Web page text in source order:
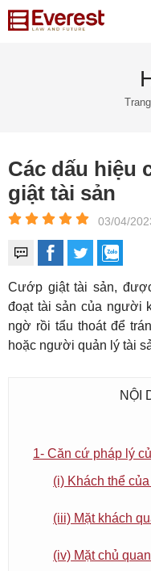
Các dấu hiệu
giật tài sản
03/04/
Cướp giật tài sản,
đoạt tài sản của người
ngờ rồi tẩu thoát để
hoặc người quản lý tài
NỘI
1- Căn cứ pháp lý
(i) Khách thể
(iii) Mặt khách
(iv) Mặt chủ